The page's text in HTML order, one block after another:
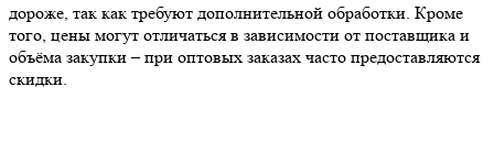
дороже, так как требуют дополнительной обработки. Кроме
того, цены могут отличаться в зависимости от поставщика и
объёма закупки – при оптовых заказах часто предоставляются
скидки.